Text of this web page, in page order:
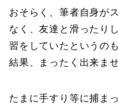
おそらく、筆者自身が
なく、友達と滑ったり
習をしていたというの
結果、まったく出来ま
たまに手すり等に捕ま